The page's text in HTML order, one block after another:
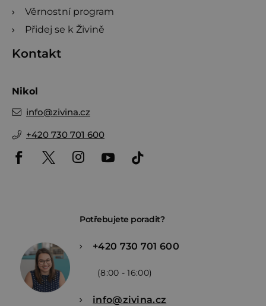
Věrnostní program
Přidej se k Živině
Kontakt
Nikol
info@zivina.cz
+420 730 701 600
Potřebujete poradit?
+420 730 701 600
(8:00 - 16:00)
info@zivina.cz